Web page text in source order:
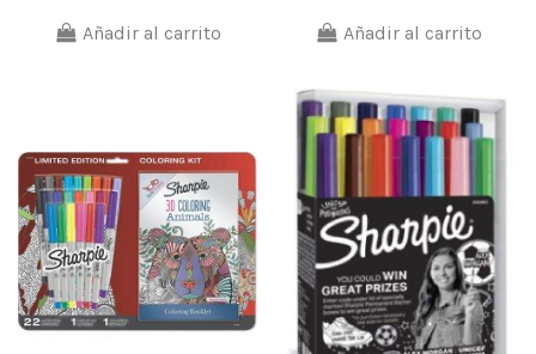
MarcadorAñadir al carrito
Marcador
unidades)
Añadir al carrito